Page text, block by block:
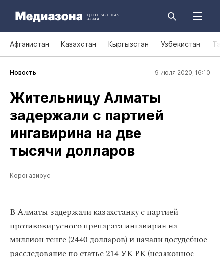
Афганистан Казахстан Кыргызстан Узбекистан
Новость 9 июля 2020, 16:10
Жительницу Алматы
задержали с партией
ингавирина на две
тысячи долларов
Коронавирус
В Алматы задержали казахстанку с партией
противовирусного препарата ингавирин на
миллион тенге (2440 долларов) и начали досудебное
расследование по статье 214 УК РК (незаконное